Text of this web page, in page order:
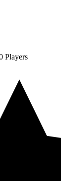
Players